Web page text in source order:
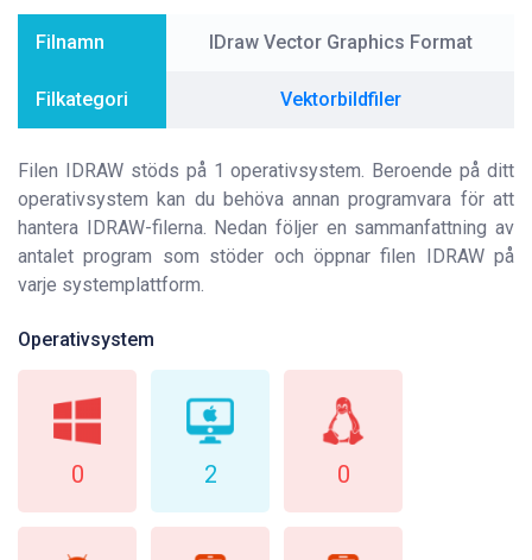
Filnamn IDraw Vector Graphics Format
Filkategori Vektorbildfiler
Filen IDRAW stöds på 1 operativsystem. Beroende på ditt
operativsystem kan du behöva annan programvara för att
hantera IDRAW-filerna. Nedan följer en sammanfattning av
antalet program som stöder och öppnar filen IDRAW på
varje systemplattform.
Operativsystem
0 2 0